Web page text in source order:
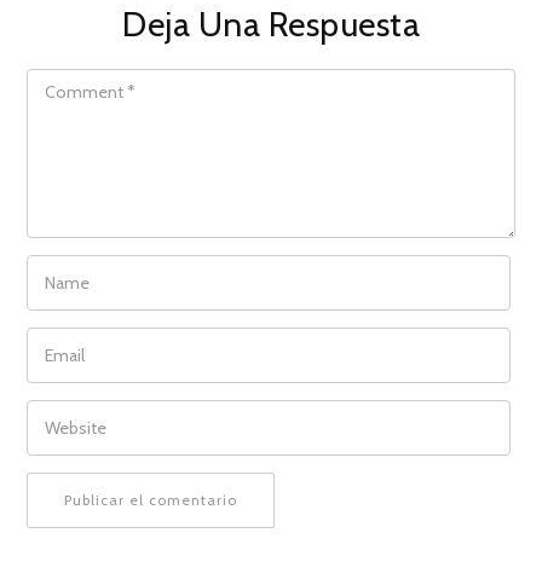
Deja Una Respuesta
COMMENT
NAME
EMAIL
WEBSITE